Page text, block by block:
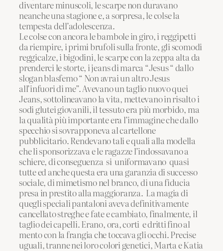
diventare minuscoli, le scarpe non duravano
neanche una stagione e, a sorpresa, le colse la
tempesta dell’adolescenza.
Le colse con ancora le bambole in giro, i reggipetti
da riempire, i primi brufoli sulla fronte, gli scomodi
reggicalze, i bigodini, le scarpe con la zeppa alta da
prenderci le storte, i jeans di marca “Jesus “ dallo
slogan blasfemo “ Non avrai un altro Jesus
all’infuori di me”. Avevano un taglio nuovo quei
Jeans, sottolineavano la vita, mettevano in risalto i
sodi glutei giovanili, il tessuto era più morbido, ma
la qualità più importante era l’immagine che dallo
specchio si sovrapponeva al cartellone
pubblicitario. Rendevano tali e quali alla modella
che li sponsorizzava e le ragazze l’indossavano a
schiere, di conseguenza si uniformavano quasi
tutte ed anche questa era una garanzia di successo
sociale, di mimetismo nel branco, di una fiducia
presa in prestito alla maggioranza. La magia di
quegli speciali pantaloni aveva definitivamente
cancellato streghe e fate e cambiato, finalmente, il
taglio dei capelli. Erano, ora, corti e dritti fino al
mento con la frangia che toccava gli occhi. Precise
uguali, tranne nei loro colori genetici, Marta e Katia